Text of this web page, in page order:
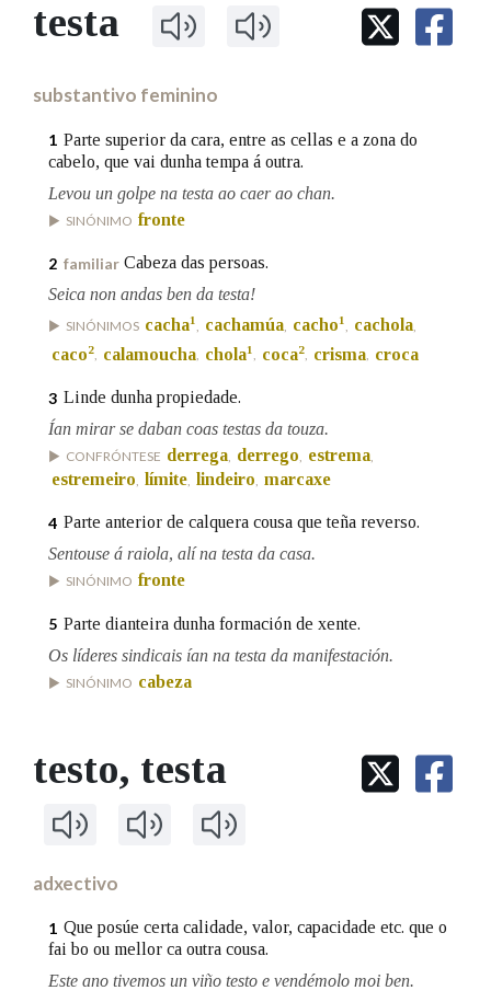
IDENTIDADE CORPORATIVA
MARCIAL DEL ADALID
FIGURAS HOMENAXEADAS
PRIMAVERA DAS LETRAS
PORTAL DAS PALABRAS
Facebook
TwitterYoutubeInstagram
Bluesky
BUSCAR NOS LEMAS
Remata por
BUSCAR NO CONTIDO
Nos exemplos
Na fraseoloxía
OUTRAS OPCIÓNS DE BUSCA
Marcas gramaticais
Pertence a
testa
substantivo feminino
1 Parte superior da cara, entre as cellas e a zona do
cabelo, que vai dunha tempa á outra.
Levou un golpe na testa ao caer ao chan.
SINÓNIMO fronte
2 familiar Cabeza das persoas.
Seica non andas ben da testa!
SINÓNIMOS cacha1, cachamúa, cacho1, cachola,
caco2, calamoucha, chola1, coca2, crisma, croca
3 Linde dunha propiedade.
Ían mirar se daban coas testas da touza.
CONFRÓNTESE derrega derrego estrema
estremeiro límite lindeiro marcaxe
4 Parte anterior de calquera cousa que teña reverso.
Sentouse á raiola, alí na testa da casa.
SINÓNIMO fronte
5 Parte dianteira dunha formación de xente.
Os líderes sindicais ían na testa da manifestación.
SINÓNIMO cabeza
testo, testa
adxectivo
1 Que posúe certa calidade, valor, capacidade etc. que o
fai bo ou mellor ca outra cousa.
Este ano tivemos un viño testo e vendémolo moi ben.